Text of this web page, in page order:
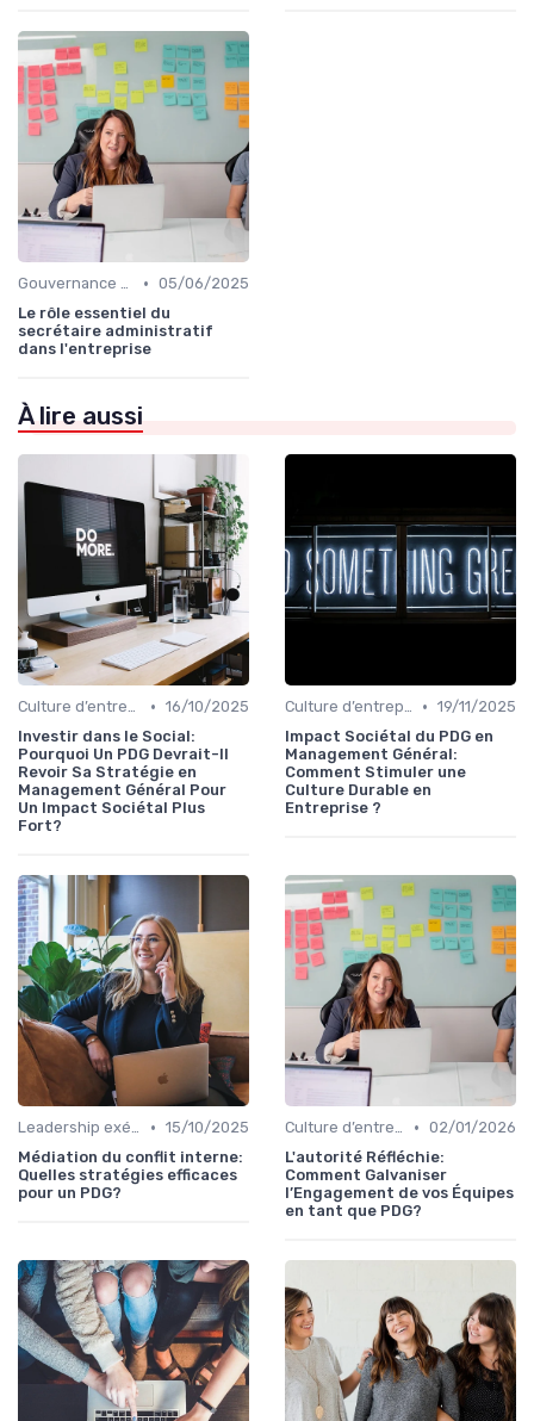
Gouvernance d’entreprise • 05/06/2025
Le rôle essentiel du
secrétaire administratif
dans l'entreprise
À lire aussi
Culture d’entreprise & alignement • 16/10/2025
Investir dans le Social:
Pourquoi Un PDG Devrait-Il
Revoir Sa Stratégie en
Management Général Pour
Un Impact Sociétal Plus
Fort?
Culture d’entreprise & alignement • 19/11/2025
Impact Sociétal du PDG en
Management Général:
Comment Stimuler une
Culture Durable en
Entreprise ?
Leadership exécutif & prise de décision • 15/10/2025
Médiation du conflit interne:
Quelles stratégies efficaces
pour un PDG?
Culture d’entreprise & alignement • 02/01/2026
L'autorité Réfléchie:
Comment Galvaniser
l’Engagement de vos Équipes
en tant que PDG?